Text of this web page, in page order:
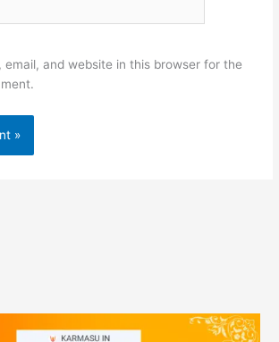
email, and website in this browser for the